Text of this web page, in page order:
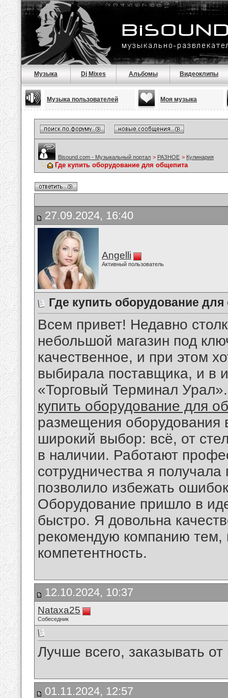
Музыка Dj Mixes Альбомы Видеоклипы
Музыка пользователей Моя музыка
Bisound.com - Музыкальный портал > РАЗНОЕ > Кулинария
Где купить оборудование для общепита
27.09.2024, 16:40
Angelli
Активный пользователь
Где купить оборудование
Всем привет! Недавно
небольшой магазин под
качественное, и при этом
выбирала поставщика, и в
«Торговый Терминал
купить оборудование для
размещения оборудования
широкий выбор: всё, от
в наличии. Работают
сотрудничества я
позволило избежать
Оборудование пришло в
быстро. Я довольна
рекомендую компанию тем,
компетентность.
12.10.2024, 10:37
Nataxa25
Собеседник
Лучше всего, заказывать
01.11.2024, 12:57